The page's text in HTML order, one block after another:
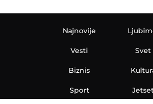
Najnovije
Vesti
Biznis
Sport
Svet
Jetset